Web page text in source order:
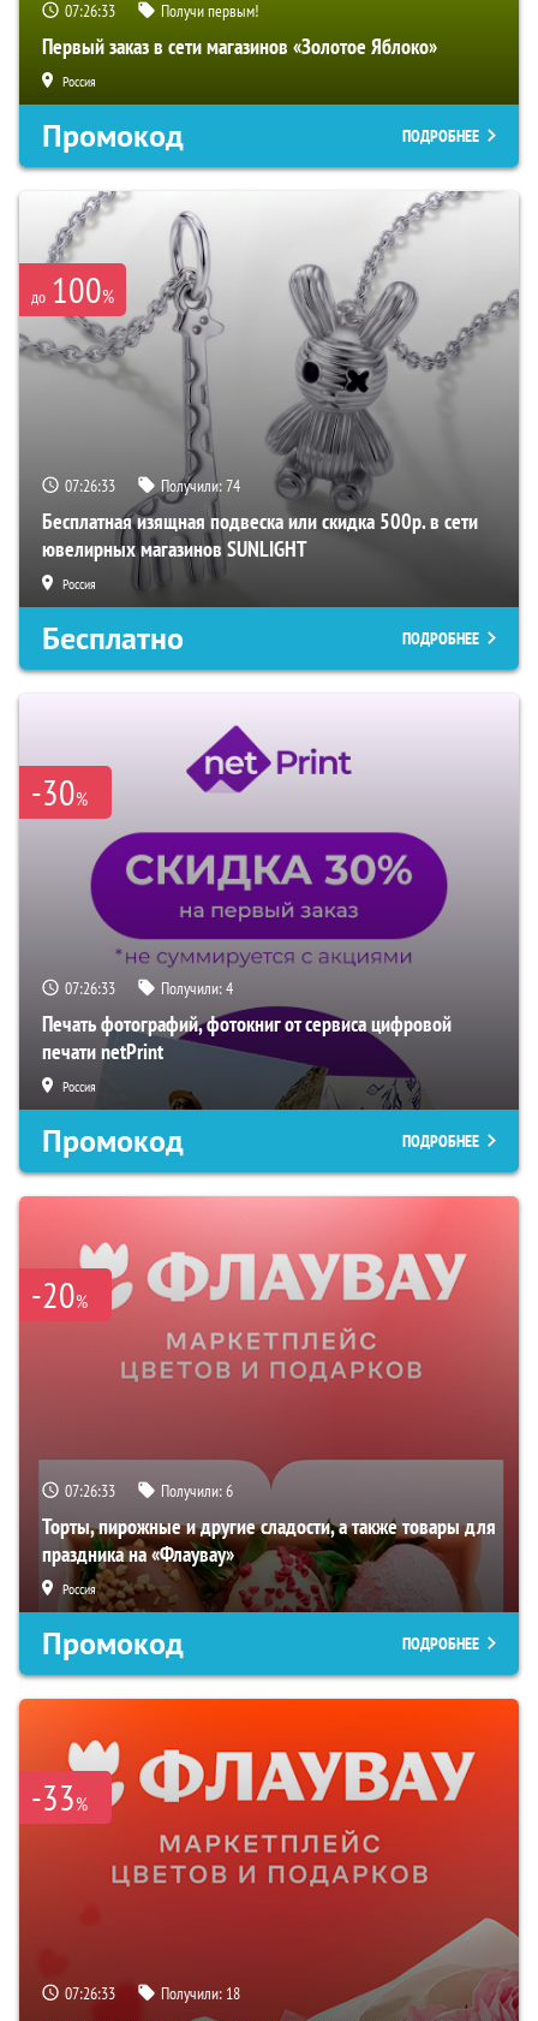
07:26:32 Получи первым!
Первый заказ в сети магазинов «Золотое Яблоко»
Россия
Промокод ПОДРОБНЕЕ
до 100%
07:26:32 Получили:74
Бесплатная изящная подвеска или скидка 500р. в сети
ювелирных магазинов SUNLIGHT
Россия
Бесплатно ПОДРОБНЕЕ
-30%
07:26:32 Получили:4
Печать фотографий, фотокниг от сервиса цифровой
печати netPrint
Россия
Промокод ПОДРОБНЕЕ
-20%
07:26:32 Получили:6
Торты, пирожные и другие сладости, а также товары для
праздника на «Флаувау»
Россия
Промокод ПОДРОБНЕЕ
-33%
07:26:32 Получили: 18